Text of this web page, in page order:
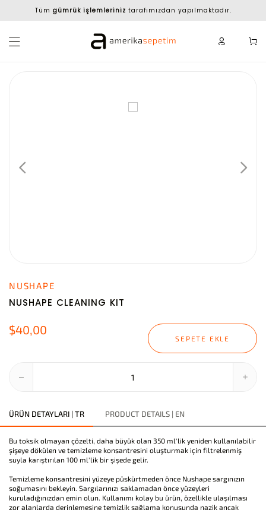
Tüm gümrük işlemleriniz tarafımızdan yapılmaktadır.
NUSHAPE
NUSHAPE CLEANING KIT
$40,00
SEPETE EKLE
ÜRÜN DETAYLARI | TR PRODUCT DETAILS | EN
Bu toksik olmayan çözelti, daha büyük olan 350 ml'lik yeniden kullanılabilir
şişeye dökülen ve temizleme konsantresini oluşturmak için filtrelenmiş
suyla karıştırılan 100 ml'lik bir şişede gelir.
Temizleme konsantresini yüzeye püskürtmeden önce Nushape sargınızın
soğumasını bekleyin. Sargılarınızı saklamadan önce yüzeyleri
kuruladığınızdan emin olun. Kullanımı kolay bu ürün, özellikle ulaşılması
zor alanlarda derinlemesine temizlik sağlama konusunda nazik ancak